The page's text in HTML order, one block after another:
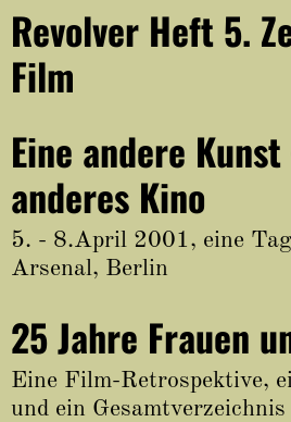
Revolver Heft 5.
Film
Eine andere
anderes Kino
5. - 8.April 2001, eine
Arsenal, Berlin
25 Jahre Frauen
Eine Film-Retrospektive,
und ein